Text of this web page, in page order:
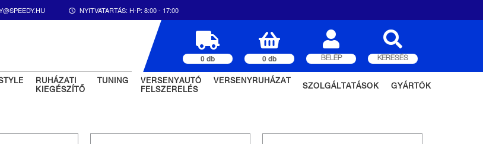
NYITVATARTÁS: H-P: 8:00 - 17:00
0 db 0 db BELÉP KERESÉS
RUHÁZATI
KIEGÉSZÍTŐ
TUNING
VERSENYAUTÓ
FELSZERELÉS
VERSENYRUHÁZAT
SZOLGÁLTATÁSOK GYÁRTÓK